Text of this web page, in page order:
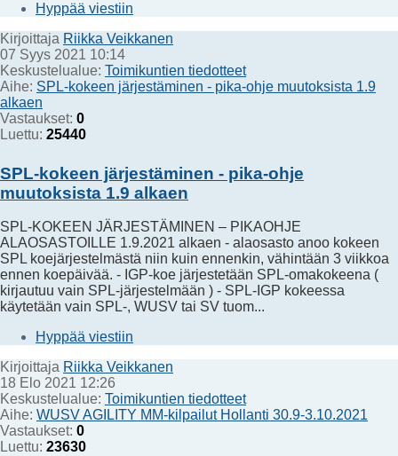
Hyppää viestiin
Kirjoittaja Riikka Veikkanen
07 Syys 2021 10:14
Keskustelualue: Toimikuntien tiedotteet
Aihe: SPL-kokeen järjestäminen - pika-ohje muutoksista 1.9
alkaen
Vastaukset: 0
Luettu: 25440
SPL-kokeen järjestäminen - pika-ohje
muutoksista 1.9 alkaen
SPL-KOKEEN JÄRJESTÄMINEN – PIKAOHJE
ALAOSASTOILLE 1.9.2021 alkaen - alaosasto anoo kokeen
SPL koejärjestelmästä niin kuin ennenkin, vähintään 3 viikkoa
ennen koepäivää. - IGP-koe järjestetään SPL-omakokeena (
kirjautuu vain SPL-järjestelmään ) - SPL-IGP kokeessa
käytetään vain SPL-, WUSV tai SV tuom...
Hyppää viestiin
Kirjoittaja Riikka Veikkanen
18 Elo 2021 12:26
Keskustelualue: Toimikuntien tiedotteet
Aihe: WUSV AGILITY MM-kilpailut Hollanti 30.9-3.10.2021
Vastaukset: 0
Luettu: 23630